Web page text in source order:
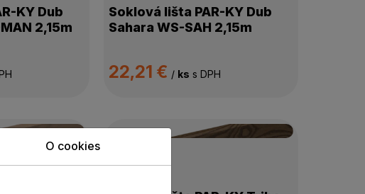
KY Dub
2,15m
Soklová lišta PAR-KY Dub
Sahara WS-SAH 2,15m
22,21 € / ks s DPH
O cookies